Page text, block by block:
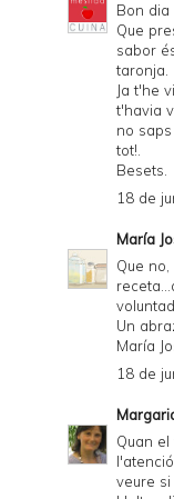
Bon dia
Que
sabor
taronja.
Ja t'he
t'havia
no
tot!.
Besets.
18 de
María
Que
Un
María
18 de
Quan
veure si